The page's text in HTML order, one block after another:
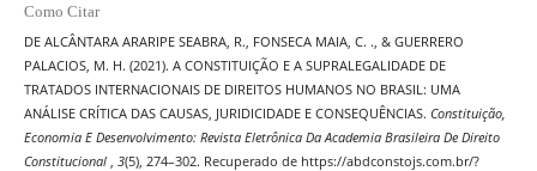
Como Citar
DE ALCÂNTARA ARARIPE SEABRA, R., FONSECA MAIA, C. ., & GUERRERO
PALACIOS, M. H. (2021). A CONSTITUIÇÃO E A SUPRALEGALIDADE DE
TRATADOS INTERNACIONAIS DE DIREITOS HUMANOS NO BRASIL: UMA
ANÁLISE CRÍTICA DAS CAUSAS, JURIDICIDADE E CONSEQUÊNCIAS. Constituição,
Economia E Desenvolvimento: Revista Eletrônica Da Academia Brasileira De Direito
Constitucional
3(5), 274–302. Recuperado de https://abdconstojs.com.br/?